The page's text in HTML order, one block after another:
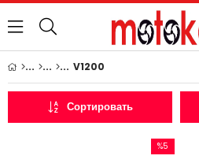
V1200
Сортировать
%5